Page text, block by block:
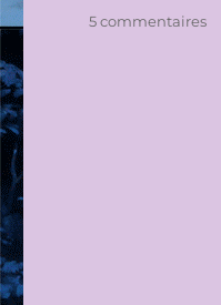
5 commentairessur